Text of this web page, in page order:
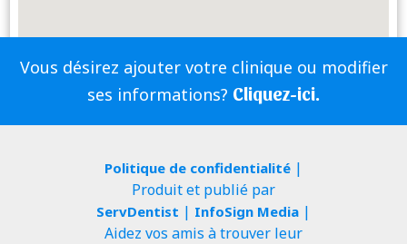
Vous désirez ajouter votre clinique ou modifier
ses informations? Cliquez-ici.
Politique de confidentialité|
Produit et publié par
ServDentist | InfoSign Media|
Aidez vos amis à trouver leur